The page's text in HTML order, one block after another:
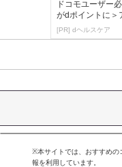
【キャンセルについて】
※お申込み後のキャンセ
記載されている内容を必
にご納得いただきました
※パッケージ変更や商品
参考の掲載画像や画像内
また、[新たな加工食品の
了により、商品詳細内に
合がございます。
ドコモユーザー
がdポイントに＞
が楽しく続く
[PR] dヘルスケア
※本サイトでは、おすすめの
報を利用しています。